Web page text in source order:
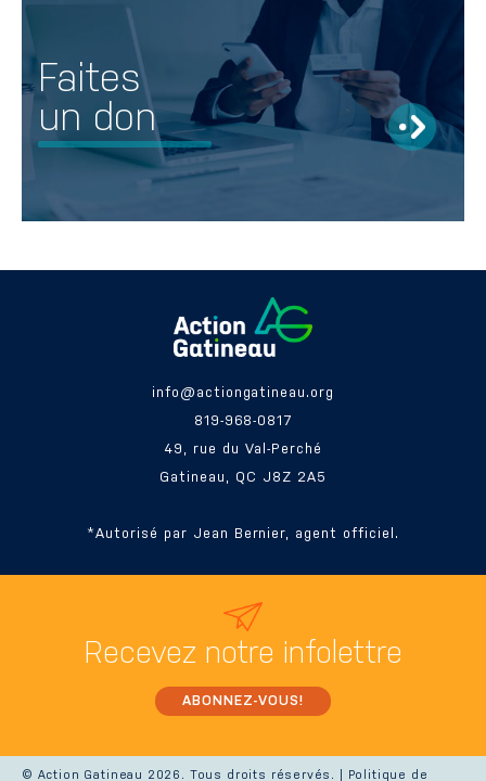
Faites
un don
info@actiongatineau.org
819-968-0817
49, rue du Val-Perché
Gatineau, QC J8Z 2A5
*Autorisé par Jean Bernier, agent officiel.
Recevez notre infolettre
ABONNEZ-VOUS!
© Action Gatineau 2026. Tous droits réservés. | Politique de